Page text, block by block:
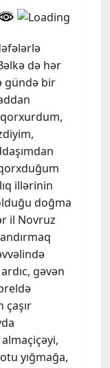
də hər
gündə bir
qorxurdum,
illərinin
doğma
il Novruz
gəvən
çaşır
yığmağa,